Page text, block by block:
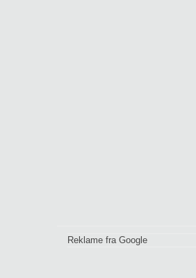
Reklame fra Google